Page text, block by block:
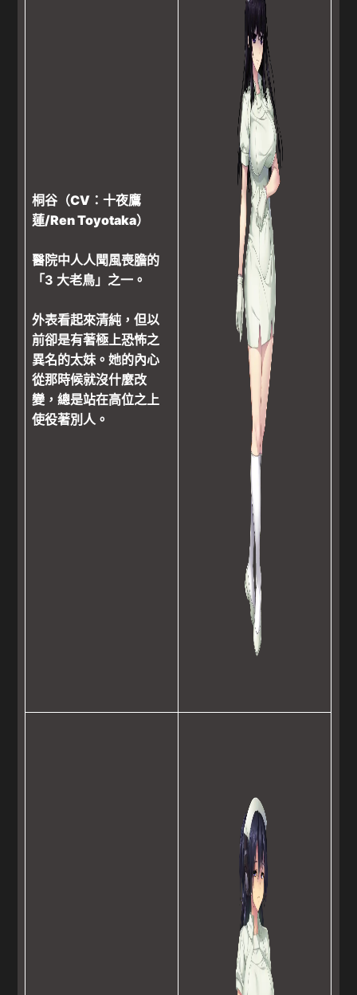
桐谷（CV：十夜鷹
蓮/Ren Toyotaka）
醫院中人人聞風喪膽的
「3 大老鳥」之一。
外表看起來清純，但以
前卻是有著極上恐怖之
異名的太妹。她的內心
從那時候就沒什麼改
變，總是站在高位之上
使役著別人。